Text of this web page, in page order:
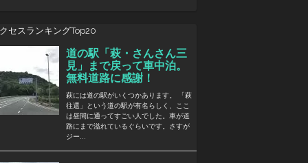
セスランキングTop20